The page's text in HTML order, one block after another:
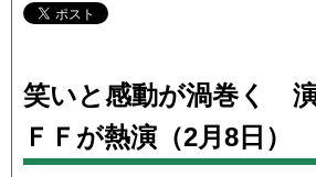
笑いと感動が渦巻く
ＦＦが熱演（2月8日）